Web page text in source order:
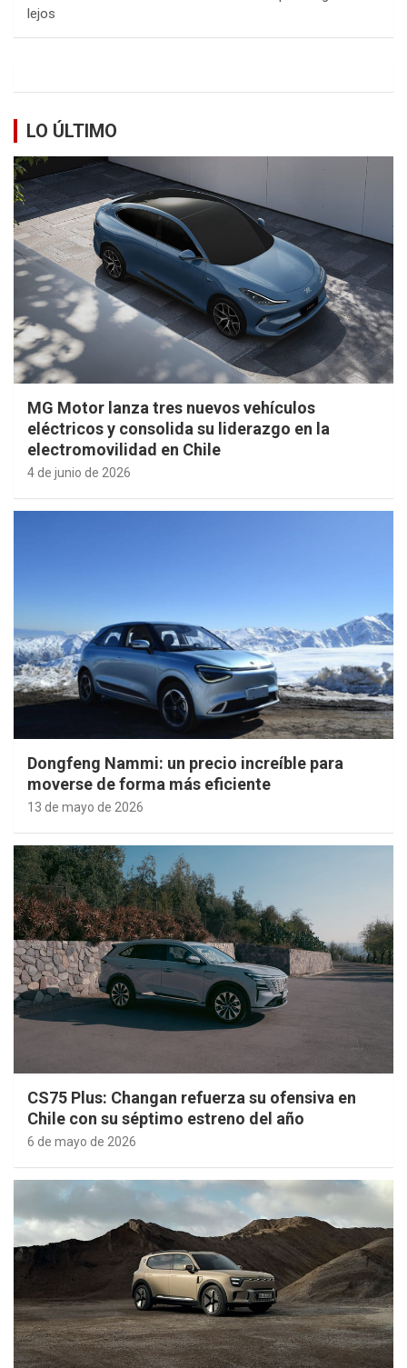
lejos
LO ÚLTIMO
MG Motor lanza tres nuevos vehículos
eléctricos y consolida su liderazgo en la
electromovilidad en Chile
4 de junio de 2026
Dongfeng Nammi: un precio increíble para
moverse de forma más eficiente
13 de mayo de 2026
CS75 Plus: Changan refuerza su ofensiva en
Chile con su séptimo estreno del año
6 de mayo de 2026